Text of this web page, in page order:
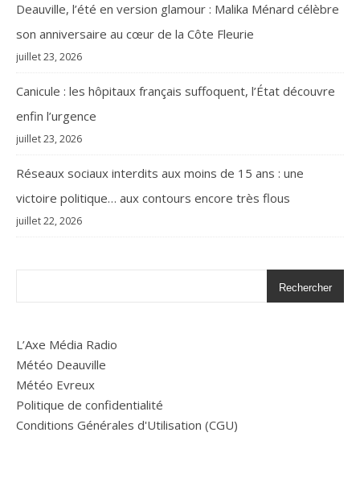
Deauville, l’été en version glamour : Malika Ménard célèbre
son anniversaire au cœur de la Côte Fleurie
juillet 23, 2026
Canicule : les hôpitaux français suffoquent, l’État découvre
enfin l’urgence
juillet 23, 2026
Réseaux sociaux interdits aux moins de 15 ans : une
victoire politique… aux contours encore très flous
juillet 22, 2026
Rechercher
L’Axe Média Radio
Météo Deauville
Météo Evreux
Politique de confidentialité
Conditions Générales d'Utilisation (CGU)